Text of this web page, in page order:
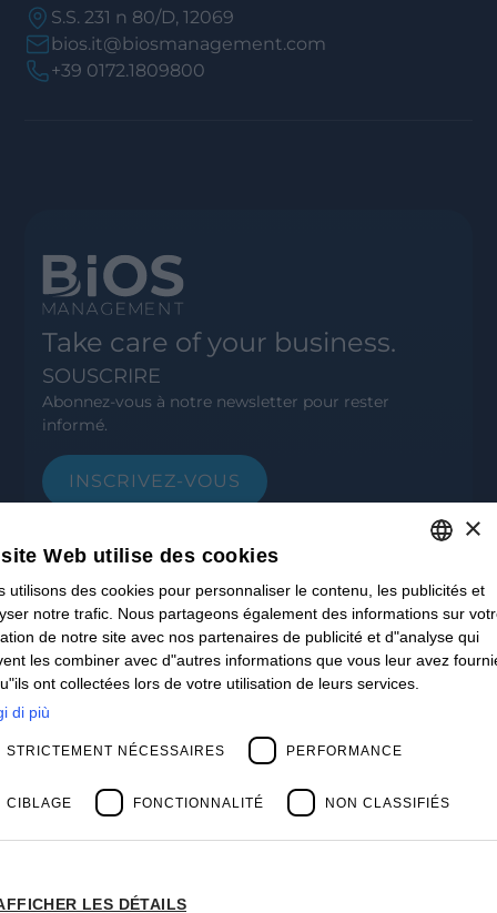
S.S. 231 n 80/D, 12069
bios.it@biosmanagement.com
+39 0172.1809800
Take care of your business.
SOUSCRIRE
Abonnez-vous à notre newsletter pour rester
informé.
INSCRIVEZ-VOUS
Offices
Contact us
Open positions
STAY UPDATED
Webinars
Past Webinars
News & Events
Past Events
Clients
Management
Success Stories
Privacy Policy
ITALIAN
FRENCH
×
Web utilise des cookies
utilisons des cookies pour personnaliser le contenu, les publicités et
notre trafic. Nous partageons également des informations sur
de notre site avec nos partenaires de publicité et d"analyse qui
les combiner avec d"autres informations que vous leur avez
ont collectées lors de votre utilisation de leurs services.
di più
STRICTEMENT NÉCESSAIRES PERFORMANCE
CIBLAGE FONCTIONNALITÉ NON CLASSIFIÉS
LES DÉTAILS